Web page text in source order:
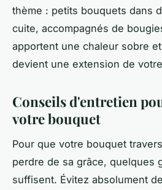
thème : petits bouquets dans
cuite, accompagnés de
apportent une chaleur sobre
devient une extension de
Conseils d'entretien
votre bouquet
Pour que votre bouquet
perdre de sa grâce, quelques
suffisent. Évitez absolument